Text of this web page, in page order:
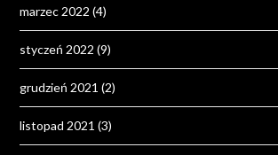
marzec 2022 (4)
styczeń 2022 (9)
grudzień 2021 (2)
listopad 2021 (3)